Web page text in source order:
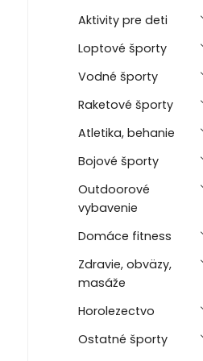
Aktivity pre deti
Loptové športy
Vodné športy
Raketové športy
Atletika, behanie
Bojové športy
Outdoorové
vybavenie
Domáce fitness
Zdravie, obväzy,
masáže
Horolezectvo
Ostatné športy